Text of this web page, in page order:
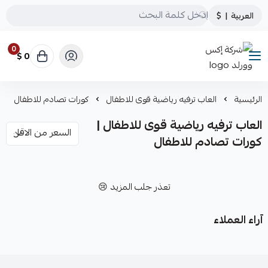
العربية |
$
شركة إكس وورلد
0 0 $
الرئيسية العاب ترفيه رياضية قوى للاطفال كورات تصادم للاطفال
العاب ترفيه رياضية قوى للاطفال |
كورات تصادم للاطفال
تعذر جلب المزيد 😢
آراء العملاء